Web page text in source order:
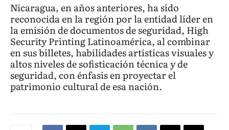
Nicaragua, en años anteriores, ha sido
reconocida en la región por la entidad líder en
la emisión de documentos de seguridad, High
Security Printing Latinoamérica, al combinar
en sus billetes, habilidades artísticas visuales y
altos niveles de sofisticación técnica y de
seguridad, con énfasis en proyectar el
patrimonio cultural de esa nación.